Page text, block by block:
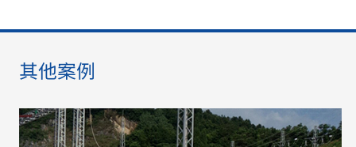
其他案例